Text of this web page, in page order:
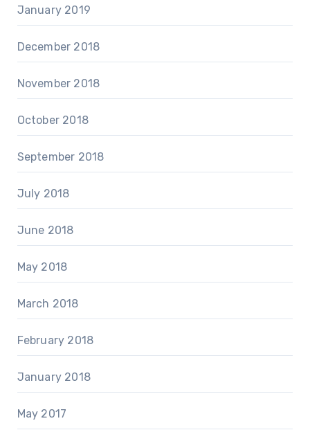
January 2019
December 2018
November 2018
October 2018
September 2018
July 2018
June 2018
May 2018
March 2018
February 2018
January 2018
May 2017